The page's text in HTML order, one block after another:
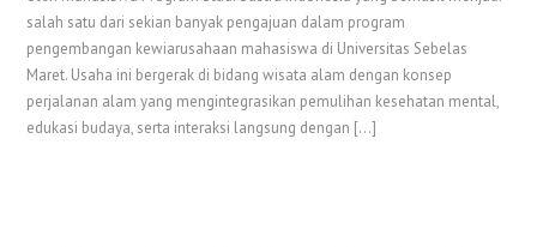
salah satu dari sekian banyak pengajuan dalam program
pengembangan kewiarusahaan mahasiswa di Universitas Sebelas
Maret. Usaha ini bergerak di bidang wisata alam dengan konsep
perjalanan alam yang mengintegrasikan pemulihan kesehatan mental,
edukasi budaya, serta interaksi langsung dengan […]